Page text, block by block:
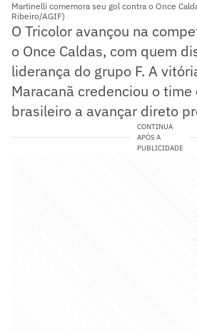
Martinelli comemora seu gol contra o Once
Ribeiro/AGIF)
O Tricolor avançou na
o Once Caldas, com quem
liderança do grupo F. A
Maracanã credenciou o time
brasileiro a avançar direto
CONTINUA
APÓS A
PUBLICIDADE